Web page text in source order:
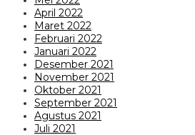
April 2022
Maret 2022
Februari 2022
Januari 2022
Desember 2021
November 2021
Oktober 2021
September 2021
Agustus 2021
Juli 2021